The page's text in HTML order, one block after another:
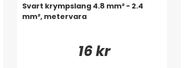
Svart krympslang 4.8 mm² - 2.4
mm², metervara
16 kr